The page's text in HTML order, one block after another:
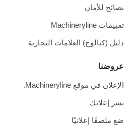
نصائح للأمان
تقييمات Machineryline
دليل (كتالوج) العلامات التجارية
عروضنا
الإعلان في موقع Machineryline.
نشر إعلانك
ضع ملصقًا إعلانيًا